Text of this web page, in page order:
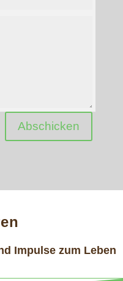
Abschicken
Impulse zum Leben